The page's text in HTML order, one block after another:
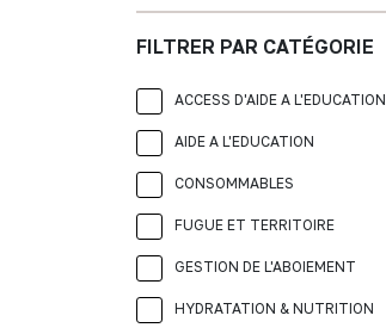
FILTRER PAR CATÉGORIE
ACCESS D'AIDE A L'EDUCATION
AIDE A L'EDUCATION
CONSOMMABLES
FUGUE ET TERRITOIRE
GESTION DE L'ABOIEMENT
HYDRATATION & NUTRITION